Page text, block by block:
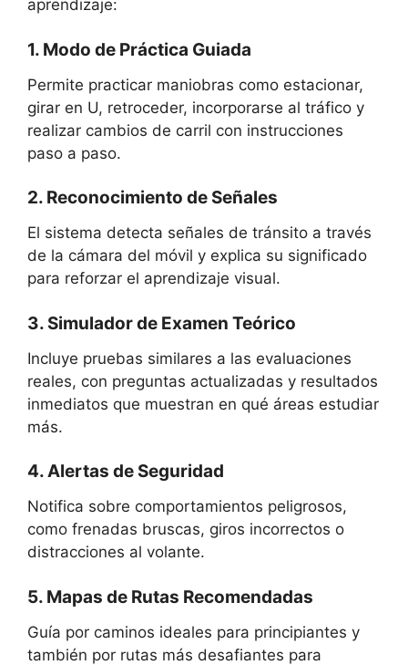
aprendizaje:
1. Modo de Práctica Guiada
Permite practicar maniobras como estacionar,
girar en U, retroceder, incorporarse al tráfico y
realizar cambios de carril con instrucciones
paso a paso.
2. Reconocimiento de Señales
El sistema detecta señales de tránsito a través
de la cámara del móvil y explica su significado
para reforzar el aprendizaje visual.
3. Simulador de Examen Teórico
Incluye pruebas similares a las evaluaciones
reales, con preguntas actualizadas y resultados
inmediatos que muestran en qué áreas estudiar
más.
4. Alertas de Seguridad
Notifica sobre comportamientos peligrosos,
como frenadas bruscas, giros incorrectos o
distracciones al volante.
5. Mapas de Rutas Recomendadas
Guía por caminos ideales para principiantes y
también por rutas más desafiantes para